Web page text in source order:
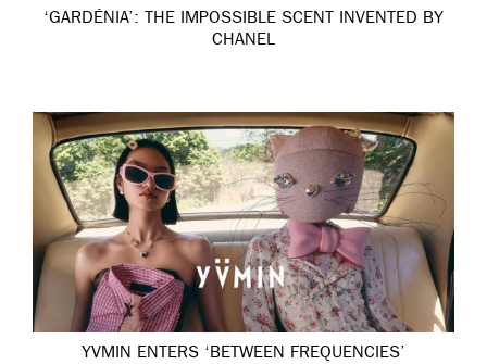
‘GARDÉNIA’: THE IMPOSSIBLE SCENT INVENTED BY
CHANEL
YVMIN ENTERS ‘BETWEEN FREQUENCIES’